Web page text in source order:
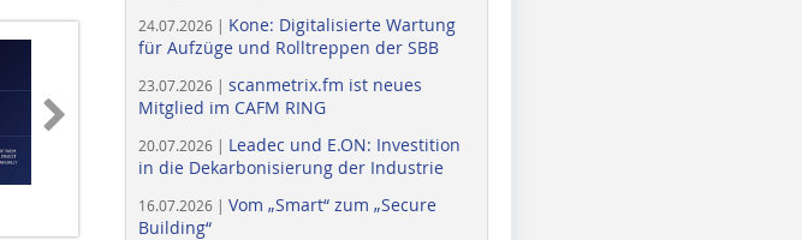
24.07.2026 | Kone: Digitalisierte Wartung
für Aufzüge und Rolltreppen der SBB
23.07.2026 | scanmetrix.fm ist neues
Mitglied im CAFM RING
20.07.2026 | Leadec und E.ON: Investition
in die Dekarbonisierung der Industrie
16.07.2026 | Vom „Smart“ zum „Secure
Building“